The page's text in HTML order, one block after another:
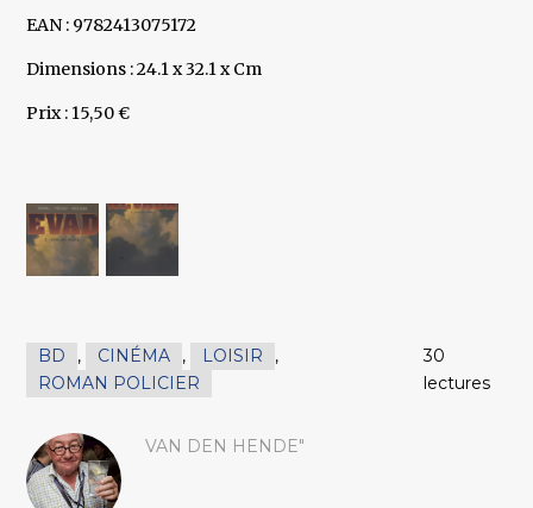
EAN : 9782413075172
Dimensions : 24.1 x 32.1 x Cm
Prix : 15,50 €
BD , CINÉMA , LOISIR
,
ROMAN POLICIER
30
lectures
VAN DEN HENDE"